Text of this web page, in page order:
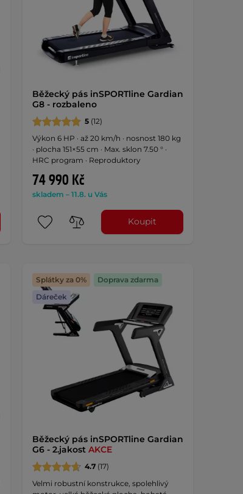
Běžecký pás inSPORTline Gardian
G8 - rozbaleno
5(12)
Výkon 6 HP · až 20 km/h · nosnost 180 kg
· plocha 151×55 cm · Max. sklon 7.50 ° ·
HRC program · Reproduktory
74 990 Kč
skladem – 11.8. u Vás
Koupit
Splátky za 0%
Doprava zdarma
Dáreček
Běžecký pás inSPORTline Gardian
G6 - 2.jakost AKCE
4.7(17)
Velmi robustní konstrukce, spolehlivý